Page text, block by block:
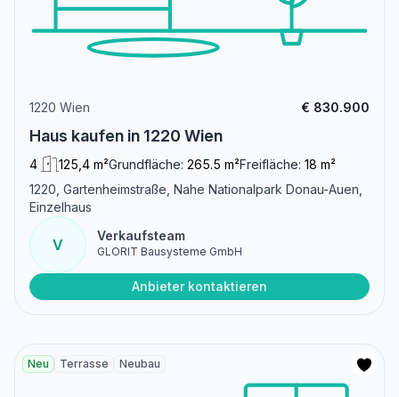
1220 Wien € 830.900
Haus kaufen in 1220 Wien
4 125,4 m²Grundfläche: 265.5 m²Freifläche: 18 m²
1220, Gartenheimstraße, Nahe Nationalpark Donau-Auen,
Einzelhaus
V
Verkaufsteam
GLORIT Bausysteme GmbH
Anbieter kontaktieren
Neu Terrasse Neubau